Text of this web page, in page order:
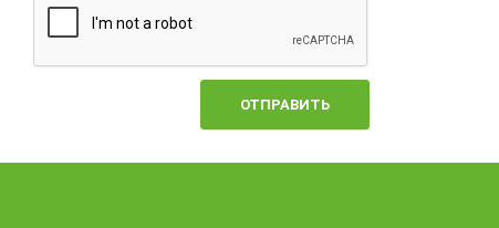
ОТПРАВИТЬ